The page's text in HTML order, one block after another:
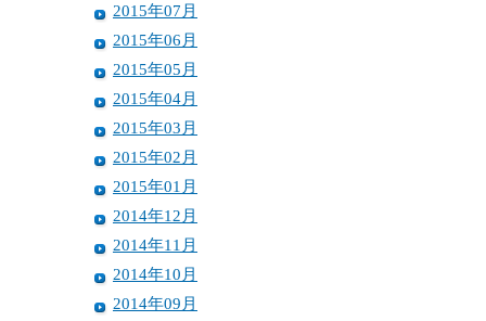
2015年07月
2015年06月
2015年05月
2015年04月
2015年03月
2015年02月
2015年01月
2014年12月
2014年11月
2014年10月
2014年09月